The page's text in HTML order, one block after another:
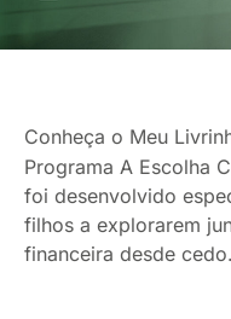
Conheça o Meu
Programa A Escolha
foi desenvolvido
filhos a explorarem
financeira desde cedo.